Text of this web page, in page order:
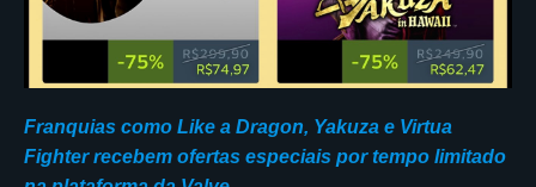
Franquias como Like a Dragon, Yakuza e Virtua
Fighter recebem ofertas especiais por tempo limitado